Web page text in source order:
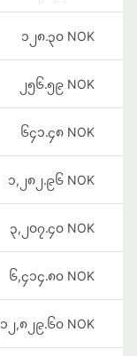
၁၂၈.၃၀ NOK
၂၅၆.၅၉ NOK
၆၄၁.၄၈ NOK
၁,၂၈၂.၉၆ NOK
၃,၂၀၇.၄၀ NOK
၆,၄၁၄.၈၀ NOK
၁၂,၈၂၉.၆၀ NOK